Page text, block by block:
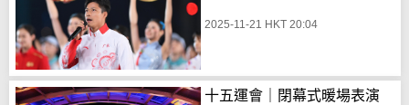
2025-11-21 HKT 20:04
十五運會｜閉幕式暖場表演